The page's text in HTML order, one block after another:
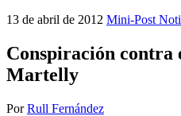
13 de abril de 2012 Mini-Post
Conspiración contra
Martelly
PorRull Fernández